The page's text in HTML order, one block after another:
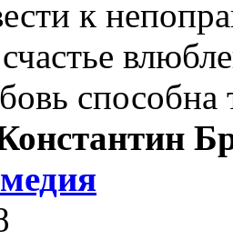
к
способна